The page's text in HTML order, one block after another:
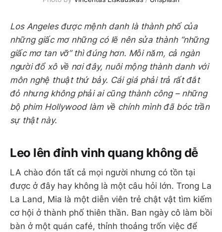
Los Angeles được mệnh danh là thành phố của
những giấc mơ những có lẽ nên sửa thành “những
giấc mơ tan vỡ” thì đúng hơn. Mỗi năm, cả ngàn
người đổ xô về nơi đây, nuôi mộng thành danh với
môn nghệ thuật thứ bảy. Cái giá phải trả rất đắt
đỏ nhưng không phải ai cũng thành công – những
bộ phim Hollywood làm về chính mình đã bóc trần
sự thật này.
Leo lên đỉnh vinh quang không dễ
LA chào đón tất cả mọi người nhưng có tồn tại
được ở đây hay không là một câu hỏi lớn. Trong La
La Land, Mia là một diễn viên trẻ chật vật tìm kiếm
cơ hội ở thành phố thiên thần. Ban ngày cô làm bồi
bàn ở một quán café, thỉnh thoảng trốn việc để